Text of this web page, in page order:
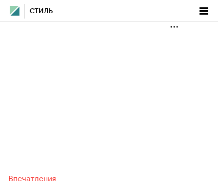
СТИЛЬ
Впечатления